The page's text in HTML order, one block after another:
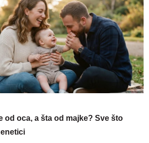
od oca, a šta od majke? Sve što